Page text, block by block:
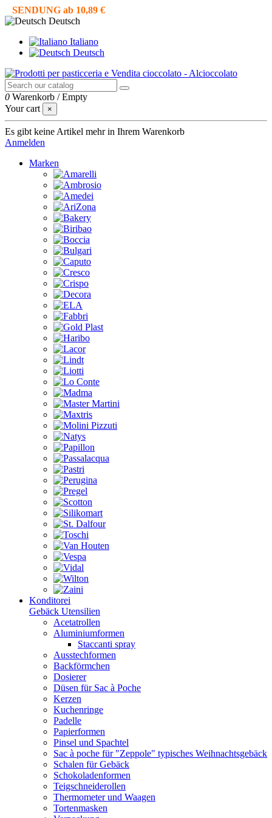
SENDUNG ab 10,89 €
Deutsch
Italiano
Deutsch
0 Warenkorb /Empty
Your cart
×
Es gibt keine Artikel mehr in Ihrem Warenkorb
Anmelden
Marken
Konditorei
Gebäck Utensilien
Acetatrollen
Aluminiumformen
Staccanti spray
Ausstechformen
Backförmchen
Dosierer
Düsen für Sac à Poche
Kerzen
Kuchenringe
Padelle
Papierformen
Pinsel und Spachtel
Sac à poche für "Zeppole" typisches Weihnachtsgebäck
Schalen für Gebäck
Schokoladenformen
Teigschneiderollen
Thermometer und Waagen
Tortenmasken